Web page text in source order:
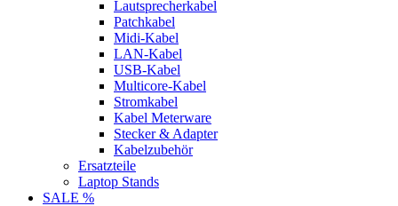
Lautsprecherkabel
Patchkabel
Midi-Kabel
LAN-Kabel
USB-Kabel
Multicore-Kabel
Stromkabel
Kabel Meterware
Stecker & Adapter
Kabelzubehör
Ersatzteile
Laptop Stands
SALE %